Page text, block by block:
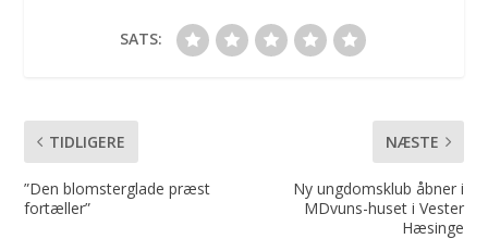
SATS:
TIDLIGERE
”Den blomsterglade præst
fortæller”
NÆSTE
Ny ungdomsklub åbner i
MDvuns-huset i Vester
Hæsinge